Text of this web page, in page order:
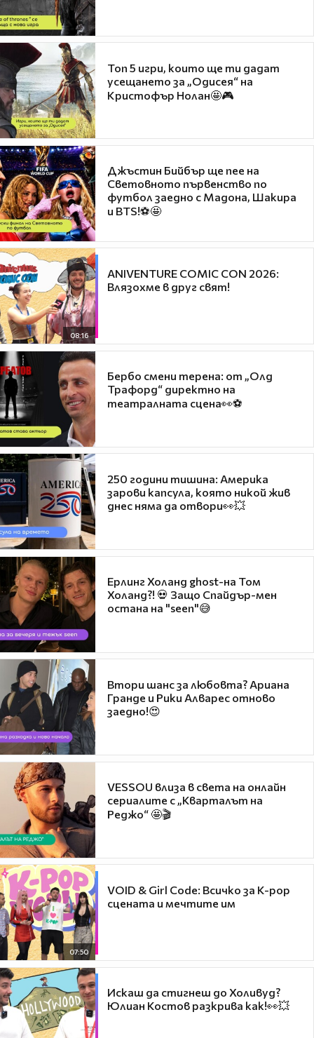
Топ 5 игри, които ще ти дадат
усещането за „Одисея“ на
Кристофър Нолан🤩🎮
Джъстин Бийбър ще пее на
Световното първенство по
футбол заедно с Мадона, Шакира
и BTS!⚽🤩
08:16
ANIVENTURE COMIC CON 2026:
Влязохме в друг свят!
Бербо смени терена: от „Олд
Трафорд“ директно на
театралната сцена👀⚽
250 години тишина: Америка
зарови капсула, която никой жив
днес няма да отвори👀💥
Ерлинг Холанд ghost-на Том
Холанд?! 💀 Защо Спайдър-мен
остана на "seen"😅
Втори шанс за любовта? Ариана
Гранде и Рики Алварес отново
заедно!😍
VESSOU влиза в света на онлайн
сериалите с „Кварталът на
Реджо“ 🤩🎬
07:50
VOID & Girl Code: Всичко за K-pop
сцената и мечтите им
Искаш да стигнеш до Холивуд?
Юлиан Костов разкрива как!👀💥